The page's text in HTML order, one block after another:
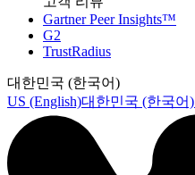
Gartner Peer Insights™
G2
TrustRadius
대한민국 (한국어)
US (English)대한민국 (한국어)